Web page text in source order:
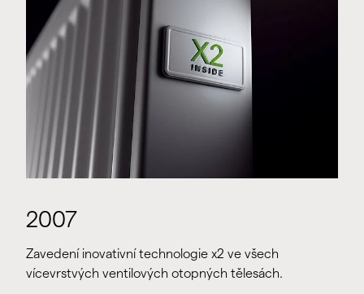
2007
Zavedení inovativní technologie x2 ve všech
vícevrstvých ventilových otopných tělesách.